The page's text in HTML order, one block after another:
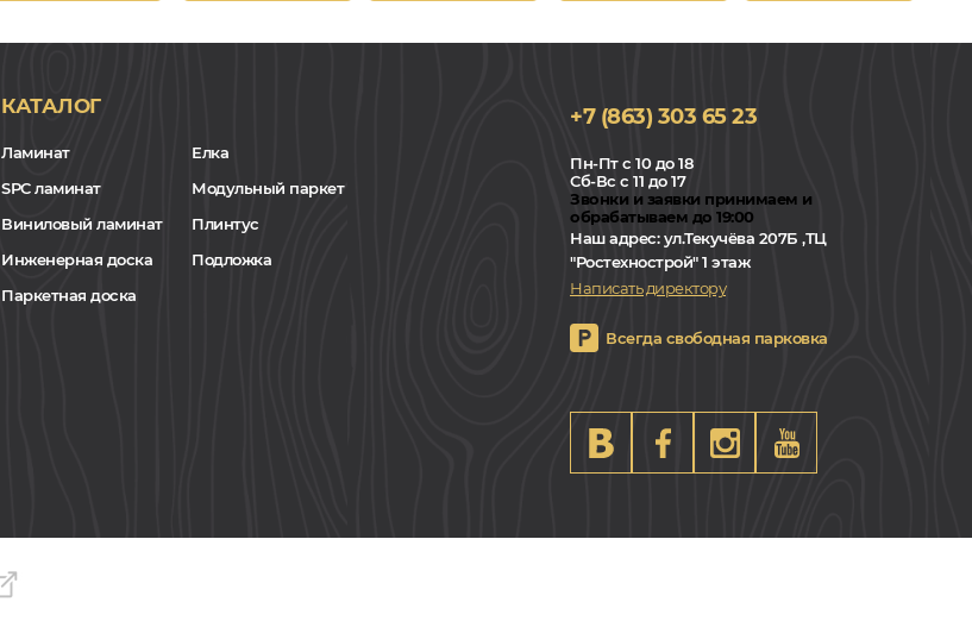
КАТАЛОГ
Ламинат
SPC ламинат
Виниловый ламинат
Инженерная доска
Паркетная доска
Елка
Модульный паркет
Плинтус
Подложка
+7 (863) 303 65 23
Пн-Пт с 10 до 18
Сб-Вс с 11 до 17
Звонки и заявки принимаем и
обрабатываем до 19:00
Наш адрес:ул.Текучёва 207Б ,ТЦ
"Ростехнострой" 1 этаж
Написать директору
Всегда свободная парковка